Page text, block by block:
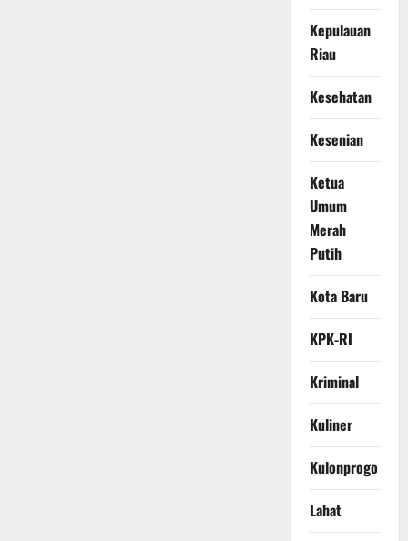
Kepulauan
Riau
Kesehatan
Kesenian
Ketua
Umum
Merah
Putih
Kota Baru
KPK-RI
Kriminal
Kuliner
Kulonprogo
Lahat